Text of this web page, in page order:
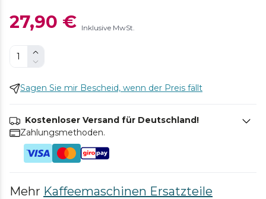
27,90 € Inklusive MwSt.
Sagen Sie mir Bescheid, wenn der Preis fällt
Kostenloser Versand für Deutschland!
Zahlungsmethoden.
Mehr Kaffeemaschinen Ersatzteile